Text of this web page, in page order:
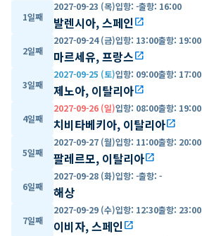
1일째
2027-09-23 (목)입항: -출항: 16:00
발렌시아, 스페인open_in_new
2일째
2027-09-24 (금)입항: 13:00출항: 19:00
마르세유, 프랑스open_in_new
3일째
2027-09-25 (토)입항: 09:00출항: 17:00
제노아, 이탈리아open_in_new
4일째
2027-09-26 (일)입항: 08:00출항: 19:00
치비타베키아, 이탈리아open_in_new
5일째
2027-09-27 (월)입항: 11:00출항: 20:00
팔레르모, 이탈리아open_in_new
6일째
2027-09-28 (화)입항: -출항: -
해상
7일째
2027-09-29 (수)입항: 12:30출항: 23:00
이비자, 스페인open_in_new